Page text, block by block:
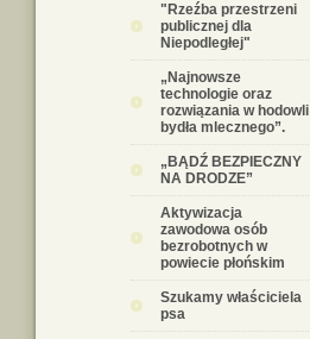
"Rzeźba przestrzeni
publicznej dla
Niepodległej"
„Najnowsze
technologie oraz
rozwiązania w hodowli
bydła mlecznego”.
„BĄDŹ BEZPIECZNY
NA DRODZE”
Aktywizacja
zawodowa osób
bezrobotnych w
powiecie płońskim
Szukamy właściciela
psa